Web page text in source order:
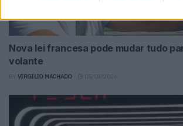
Nova lei francesa pode mudar tudo
volante
VIRGILIO MACHADO